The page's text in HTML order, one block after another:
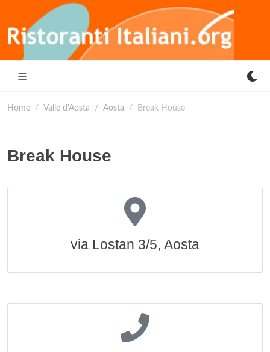
Home Valle d'Aosta Aosta Break House
Break House
via Lostan 3/5, Aosta